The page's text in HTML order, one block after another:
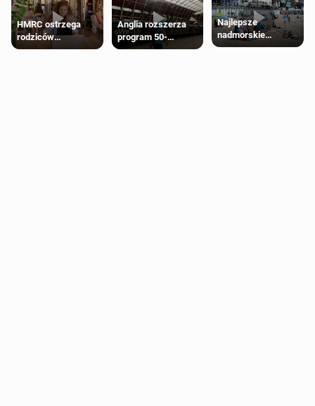
HMRC ostrzega
rodziców
pobierających Child
Anglia rozszerza
program 50-
procentowych
Najlepsze
nadmorskie
miasteczko blisko